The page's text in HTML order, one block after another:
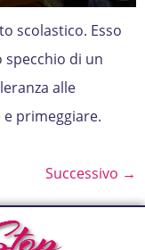
scolastico. Esso
di un
alle
primeggiare.
Successivo →